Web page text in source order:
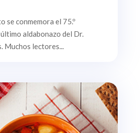
se conmemora el 75.º
aldabonazo del Dr.
Muchos lectores...